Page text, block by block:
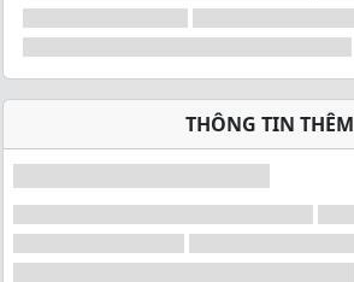
THÔNG TIN THÊM